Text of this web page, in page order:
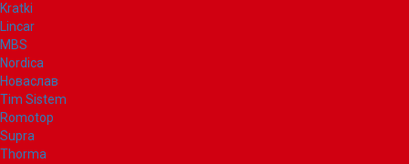
Kratki
Lincar
MBS
Nordica
Новаслав
Tim Sistem
Romotop
Supra
Thorma